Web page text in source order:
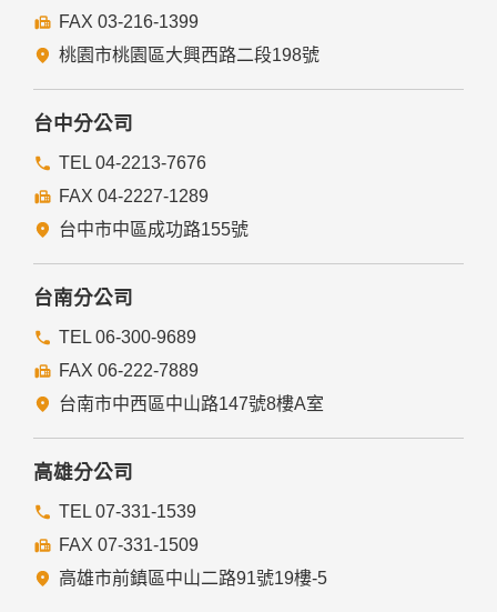
FAX 03-216-1399
桃園市桃園區大興西路二段198號
台中分公司
TEL 04-2213-7676
FAX 04-2227-1289
台中市中區成功路155號
台南分公司
TEL 06-300-9689
FAX 06-222-7889
台南市中西區中山路147號8樓A室
高雄分公司
TEL 07-331-1539
FAX 07-331-1509
高雄市前鎮區中山二路91號19樓-5